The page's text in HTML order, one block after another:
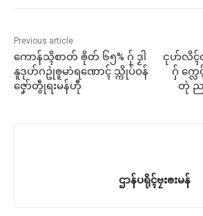
Previous article
ကောန်သ္ၚိစာတ် ၜိုတ် ၆၅% ဂှ် ဒၟါ
နူဒုဟ်ဂဥုဲၜူမာဲရဏောၚ် သ္ကိုပ်ဝန်
ဇၞော်တွဵုရးမန်ဟီု
ၚုဟ်လိၚ်
ဂှ် က္လ
တုဲ
ဌာန်ပရိုၚ်ဗၠးၜးမန်